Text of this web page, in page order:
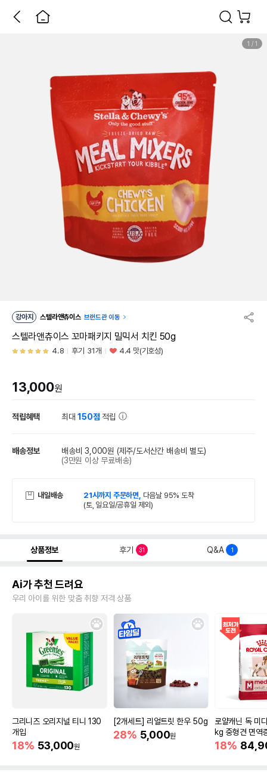
1 / 1
강아지 스텔라앤츄이스 브랜드관 이동
스텔라앤츄이스 꼬마패키지 밀믹서 치킨 50g
4.8 후기 31개 4.4 맛(기호성)
13,000원
적립혜택 최대150점 적립
배송정보 배송비 3,000원 (제주/도서산간 배송비 별도)
(3만원 이상 무료배송)
내일배송 21시까지 주문하면, 다음날 95% 도착
(토, 일요일/공휴일 제외)
상품정보 후기 31 Q&A 1
Ai가 추천 드려요
우리 아이를 위한 맞춤 취향 저격 상품
그리니즈 오리지널 티니 130
개입
18% 53,000원
[2개세트] 리얼트릿 한우 50g
28% 5,000원
로얄캐닌 독 미
kg 중형견 면역
18%